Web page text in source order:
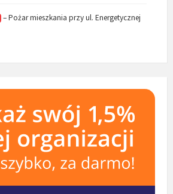
– Pożar mieszkania przy ul. Energetycznej